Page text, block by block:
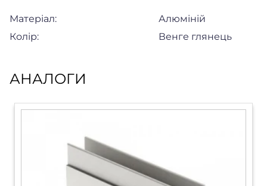
Матеріал:
Алюміній
Колір:
Венге глянець
АНАЛОГИ